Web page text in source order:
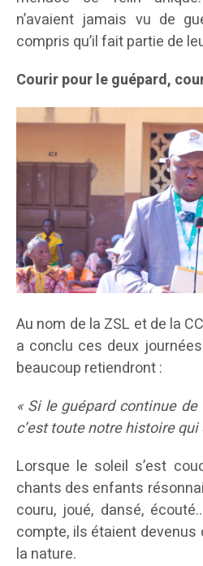
n’avaient jamais vu de
compris qu’il fait partie de
Courir pour le guépard,
Au nom de la ZSL et de la
a conclu ces deux
beaucoup retiendront :
« Si le guépard continue
c’est toute notre histoire
Lorsque le soleil s’est
chants des enfants
couru, joué, dansé,
compte, ils étaient
la nature.